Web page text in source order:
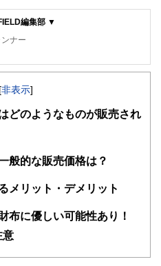
編集部 ▼
ナー
、金融、経済に関する記事を、日々
きるようわかりやすく発信していま
のコンテンツを追求しています。
ファイナンシャルプランナー、弁
ナー、公認会計士、社会保険労務
リスト、キャリアコンサルタントな
を執筆者・監修者として迎え、むず
いる点です。
[非表示]
どのようなものが販売され
般的な販売価格は？
メリット・デメリット
布に優しい可能性あり！
意